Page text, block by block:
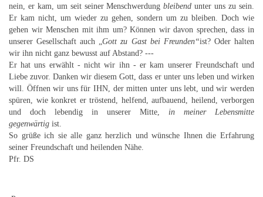
nein, er kam, um seit seiner Menschwerdungbleibend unter uns zu sein.
Er kam nicht, um wieder zu gehen, sondern um zu bleiben. Doch wie
gehen wir Menschen mit ihm um? Können wir davon sprechen, dass in
unserer Gesellschaft auch „Gott zu Gast bei Freunden“ist? Oder halten
wir ihn nicht ganz bewusst auf Abstand? ---
Er hat uns erwählt - nicht wir ihn - er kam unserer Freundschaft und
Liebe zuvor. Danken wir diesem Gott, dass er unter uns leben und wirken
will. Öffnen wir uns für IHN, der mitten unter uns lebt, und wir werden
spüren, wie konkret er tröstend, helfend, aufbauend, heilend, verborgen
und doch lebendig in unserer Mitte, in meiner Lebensmitte
gegenwärtig ist.
So grüße ich sie alle ganz herzlich und wünsche Ihnen die Erfahrung
seiner Freundschaft und heilenden Nähe.
Pfr. DS